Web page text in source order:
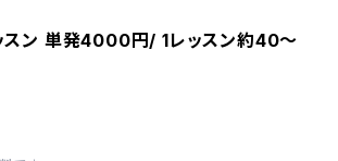
スン 単発4000円/ 1レッスン約40〜